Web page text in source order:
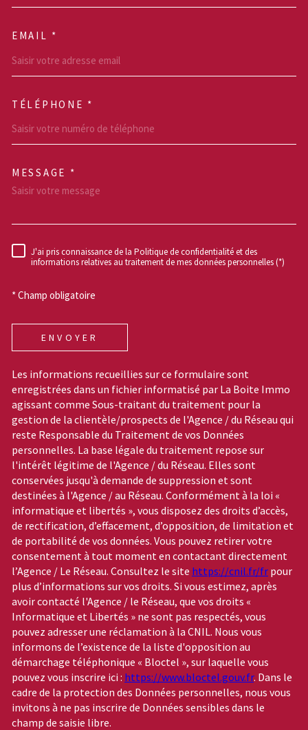
EMAIL *
TÉLÉPHONE *
MESSAGE *
RÈGLEMENTATION
J'ai pris connaissance de la Politique de confidentialité et des
informations relatives au traitement de mes données personnelles (*)
* Champ obligatoire
ENVOYER
Les informations recueillies sur ce formulaire sont
enregistrées dans un fichier informatisé par La Boite Immo
agissant comme Sous-traitant du traitement pour la
gestion de la clientèle/prospects de l'Agence / du Réseau qui
reste Responsable du Traitement de vos Données
personnelles. La base légale du traitement repose sur
l'intérêt légitime de l'Agence / du Réseau. Elles sont
conservées jusqu'à demande de suppression et sont
destinées à l'Agence / au Réseau. Conformément à la loi «
informatique et libertés », vous disposez des droits d’accès,
de rectification, d’effacement, d’opposition, de limitation et
de portabilité de vos données. Vous pouvez retirer votre
consentement à tout moment en contactant directement
l’Agence / Le Réseau. Consultez le site https://cnil.fr/fr pour
plus d’informations sur vos droits. Si vous estimez, après
avoir contacté l'Agence / le Réseau, que vos droits «
Informatique et Libertés » ne sont pas respectés, vous
pouvez adresser une réclamation à la CNIL. Nous vous
informons de l’existence de la liste d'opposition au
démarchage téléphonique « Bloctel », sur laquelle vous
pouvez vous inscrire ici : https://www.bloctel.gouv.fr. Dans le
cadre de la protection des Données personnelles, nous vous
invitons à ne pas inscrire de Données sensibles dans le
champ de saisie libre.